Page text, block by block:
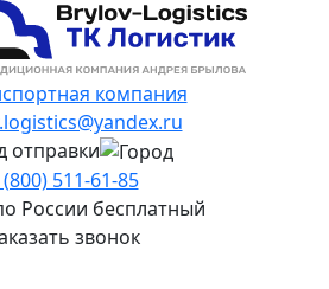
отправки
511-61-85
России бесплатный
звонок